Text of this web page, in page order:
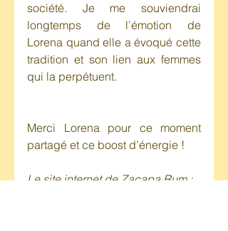
société. Je me souviendrai
longtemps de l’émotion de
Lorena quand elle a évoqué cette
tradition et son lien aux femmes
qui la perpétuent.
Merci Lorena pour ce moment
partagé et ce boost d’énergie !
Le site internet de Zacapa Rum :